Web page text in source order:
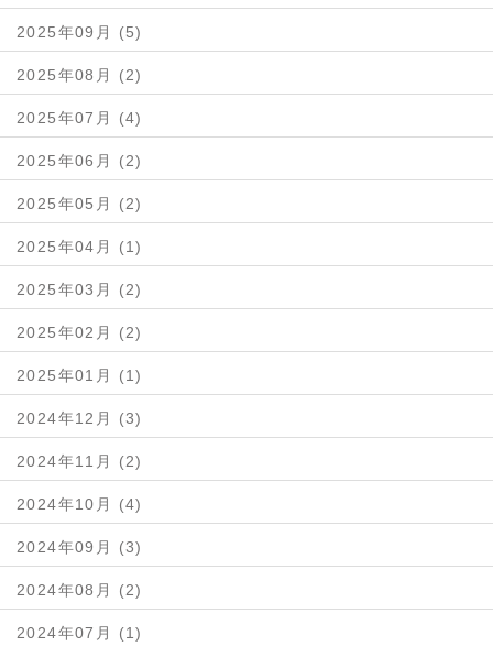
2025年09月 (5)
2025年08月 (2)
2025年07月 (4)
2025年06月 (2)
2025年05月 (2)
2025年04月 (1)
2025年03月 (2)
2025年02月 (2)
2025年01月 (1)
2024年12月 (3)
2024年11月 (2)
2024年10月 (4)
2024年09月 (3)
2024年08月 (2)
2024年07月 (1)